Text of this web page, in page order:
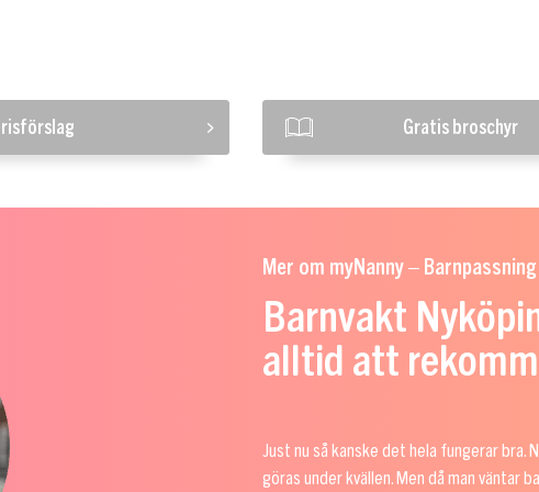
Gratis broschyr
Mer om myNanny –
Barnvakt
alltid att
Just nu så kanske det hela fungerar bra.
göras under kvällen. Men då man väntar